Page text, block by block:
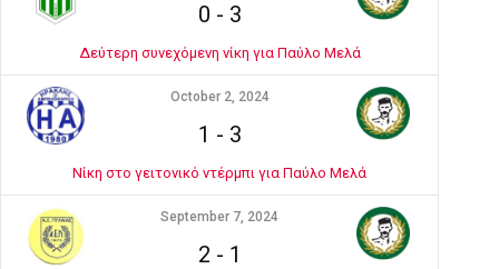
0 - 3
Δεύτερη συνεχόμενη νίκη για Παύλο Μελά
October 2, 2024
1 - 3
Νίκη στο γειτονικό ντέρμπι για Παύλο Μελά
September 7, 2024
2 - 1